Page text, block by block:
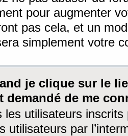
pour augmenter
pas cela, et un
simplement votre
je clique sur le
demandé de me
les utilisateurs
utilisateurs par